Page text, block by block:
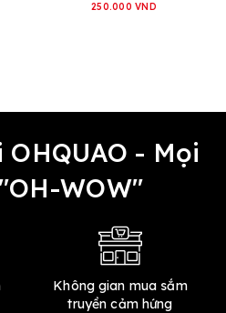
250.000 VND
- Mọi
WOW"
Không gian mua sắm
truyền cảm hứng